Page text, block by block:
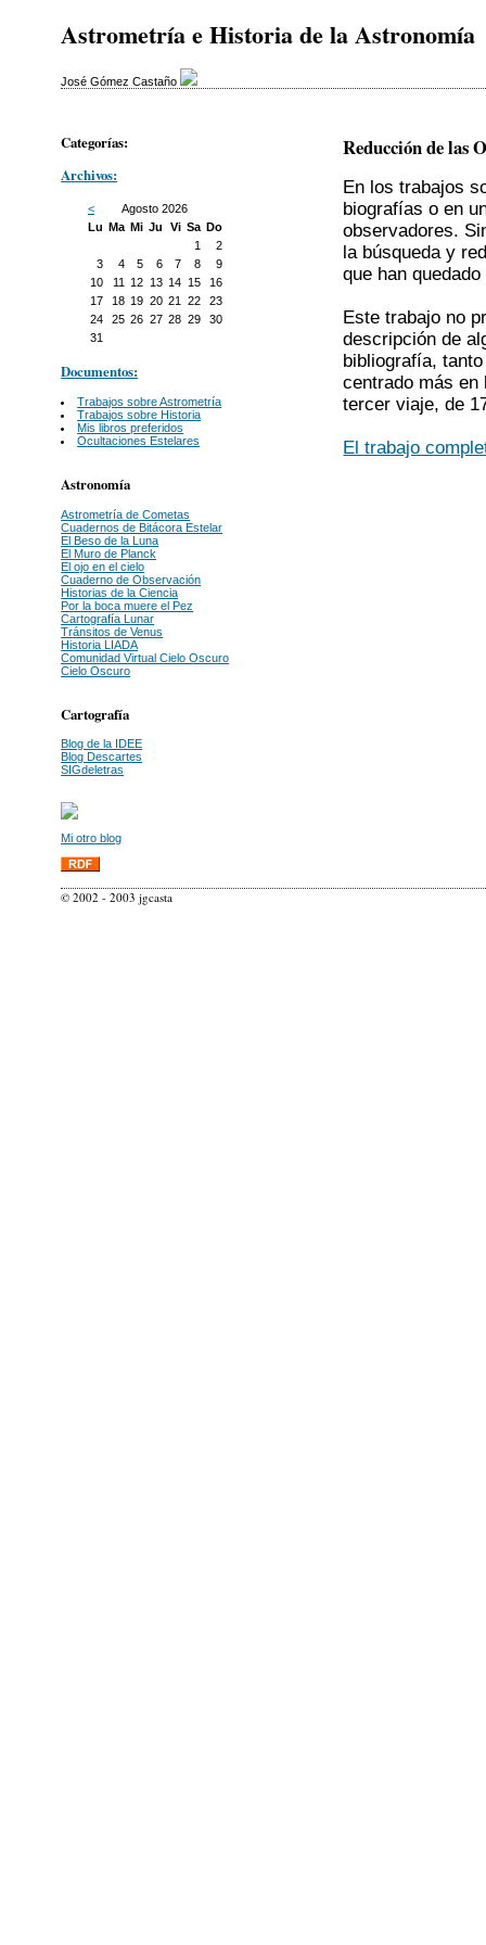
Astrometría e Historia de la Astronomía
José Gómez Castaño
Categorías:
Archivos:
<
Agosto 2026
Lu
Ma Mi Ju Vi Sa Do
1
2
3
4 5 6 7 8
9
10
11 12 13 14 15
16
17
18 19 20 21 22
23
24
25 26 27 28 29
30
31
Documentos:
Trabajos sobre Astrometría
Trabajos sobre Historia
Mis libros preferidos
Ocultaciones Estelares
Astronomía
Astrometría de Cometas
Cuadernos de Bitácora Estelar
El Beso de la Luna
El Muro de Planck
El ojo en el cielo
Cuaderno de Observación
Historias de la Ciencia
Por la boca muere el Pez
Cartografía Lunar
Tránsitos de Venus
Historia LIADA
Comunidad Virtual Cielo Oscuro
Cielo Oscuro
Cartografía
Blog de la IDEE
Blog Descartes
SIGdeletras
Mi otro blog
Reducción de las
En los trabajos
biografías o en
observadores.
la búsqueda y
que han
Este trabajo no
descripción de
bibliografía,
centrado más
tercer viaje, de
El trabajo
© 2002 - 2003 jgcasta